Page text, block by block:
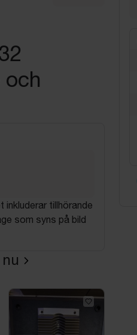
tillhörande
som syns på bild